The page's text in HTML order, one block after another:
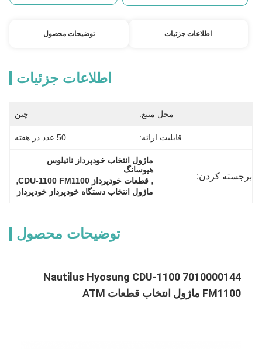
اطلاعات جزئیات توضیحات محصول
اطلاعات جزئیات
محل منبع: چین
قابلیت ارائه: 50 عدد در هفته
برجسته کردن:
هیوسانگ
, قطعات خودپرداز CDU-1100 FM1100 ,
ماژول انتخاب دستگاه خودپرداز خودپرداز
توضیحات محصول
7010000144 Nautilus Hyosung CDU-1100
FM1100 ماژول انتخاب قطعات ATM